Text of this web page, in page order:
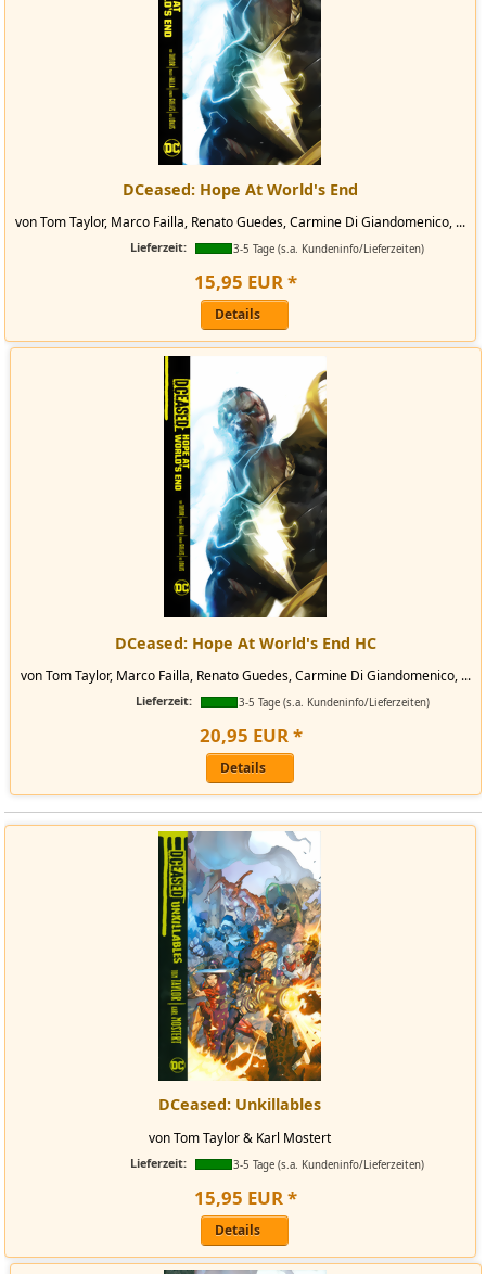
DCeased: Hope At World's End
von Tom Taylor, Marco Failla, Renato Guedes, Carmine Di Giandomenico, ...
Lieferzeit: 3-5 Tage (s.a. Kundeninfo/Lieferzeiten)
15,95 EUR*
Details
DCeased: Hope At World's End HC
von Tom Taylor, Marco Failla, Renato Guedes, Carmine Di Giandomenico, ...
Lieferzeit: 3-5 Tage (s.a. Kundeninfo/Lieferzeiten)
20,95 EUR*
Details
DCeased: Unkillables
von Tom Taylor & Karl Mostert
Lieferzeit: 3-5 Tage (s.a. Kundeninfo/Lieferzeiten)
15,95 EUR*
Details